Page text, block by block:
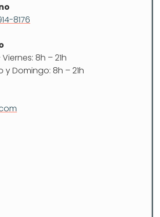
8176
8h – 21h
y Domingo: 8h – 21h